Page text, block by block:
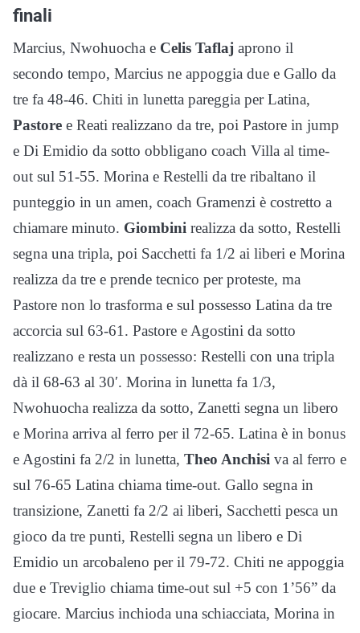
finali
Marcius, Nwohuocha e Celis Taflaj aprono il
secondo tempo, Marcius ne appoggia due e Gallo da
tre fa 48-46. Chiti in lunetta pareggia per Latina,
Pastore e Reati realizzano da tre, poi Pastore in jump
e Di Emidio da sotto obbligano coach Villa al time-
out sul 51-55. Morina e Restelli da tre ribaltano il
punteggio in un amen, coach Gramenzi è costretto a
chiamare minuto. Giombini realizza da sotto, Restelli
segna una tripla, poi Sacchetti fa 1/2 ai liberi e Morina
realizza da tre e prende tecnico per proteste, ma
Pastore non lo trasforma e sul possesso Latina da tre
accorcia sul 63-61. Pastore e Agostini da sotto
realizzano e resta un possesso: Restelli con una tripla
dà il 68-63 al 30′. Morina in lunetta fa 1/3,
Nwohuocha realizza da sotto, Zanetti segna un libero
e Morina arriva al ferro per il 72-65. Latina è in bonus
e Agostini fa 2/2 in lunetta, Theo Anchisi va al ferro e
sul 76-65 Latina chiama time-out. Gallo segna in
transizione, Zanetti fa 2/2 ai liberi, Sacchetti pesca un
gioco da tre punti, Restelli segna un libero e Di
Emidio un arcobaleno per il 79-72. Chiti ne appoggia
due e Treviglio chiama time-out sul +5 con 1’56” da
giocare. Marcius inchioda una schiacciata, Morina in